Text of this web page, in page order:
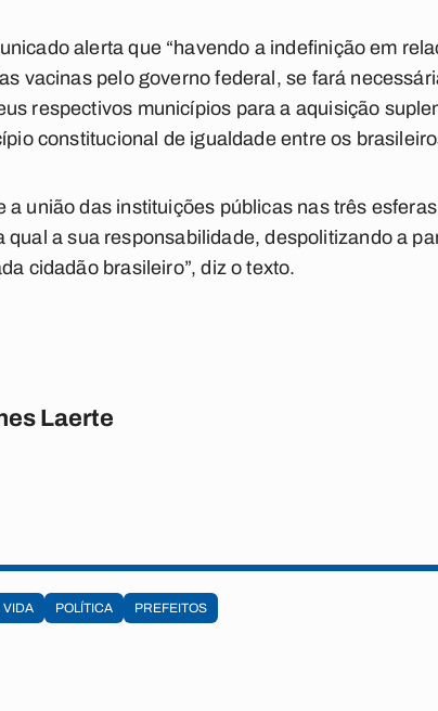
alerta que “havendo a indefinição em
vacinas pelo governo federal, se fará
respectivos municípios para a aquisição
constitucional de igualdade entre os
a união das instituições públicas nas três
qual a sua responsabilidade, despolitizando a
cidadão brasileiro”, diz o texto.
Laerte
VIDA POLÍTICA PREFEITOS